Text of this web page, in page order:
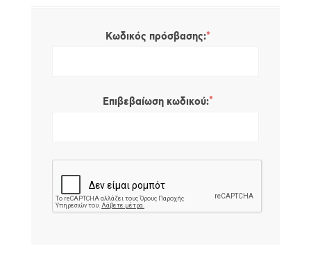
Κωδικός πρόσβασης:*
Επιβεβαίωση κωδικού:*